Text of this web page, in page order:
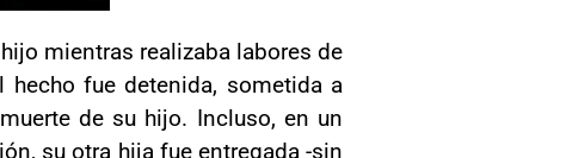
mientras realizaba labores de
fue detenida, sometida a
de su hijo. Incluso, en un
su otra hija fue entregada -sin